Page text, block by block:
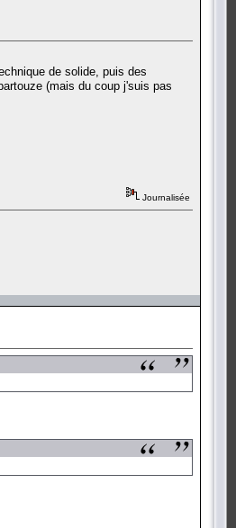
de solide, puis des
(mais du coup j'suis pas
Journalisée